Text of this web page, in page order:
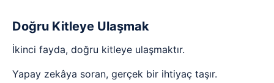
Doğru Kitleye Ulaşmak
İkinci fayda, doğru kitleye ulaşmaktır.
Yapay zekâya soran, gerçek bir ihtiyaç taşır.